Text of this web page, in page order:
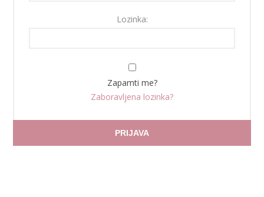
Lozinka:
Zapamti me?
Zaboravljena lozinka?
PRIJAVA